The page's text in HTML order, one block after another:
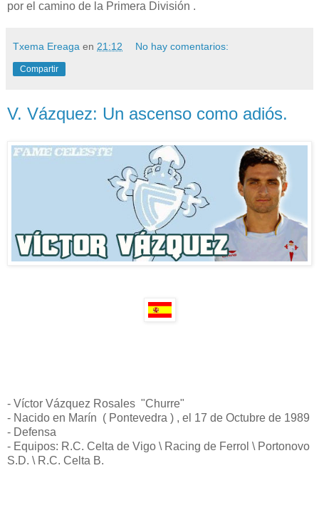
por el camino de la Primera División .
Txema Ereaga en 21:12 No hay comentarios:
Compartir
V. Vázquez: Un ascenso como adiós.
- Víctor Vázquez Rosales "Churre"
- Nacido en Marín ( Pontevedra ) , el 17 de Octubre de 1989
- Defensa
- Equipos: R.C. Celta de Vigo \ Racing de Ferrol \ Portonovo
S.D. \ R.C. Celta B.